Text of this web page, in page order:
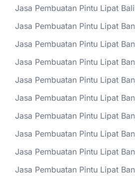
Jasa Pembuatan Pintu Lipat
Jasa Pembuatan Pintu Lipat
Jasa Pembuatan Pintu Lipat
Jasa Pembuatan Pintu Lipat
Jasa Pembuatan Pintu Lipat
Jasa Pembuatan Pintu Lipat
Jasa Pembuatan Pintu Lipat
Jasa Pembuatan Pintu Lipat
Jasa Pembuatan Pintu Lipat
Jasa Pembuatan Pintu Lipat